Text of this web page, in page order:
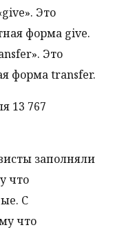
Это
форма give.
Это
форма transfer.
13 767
заполняли
что
С
что